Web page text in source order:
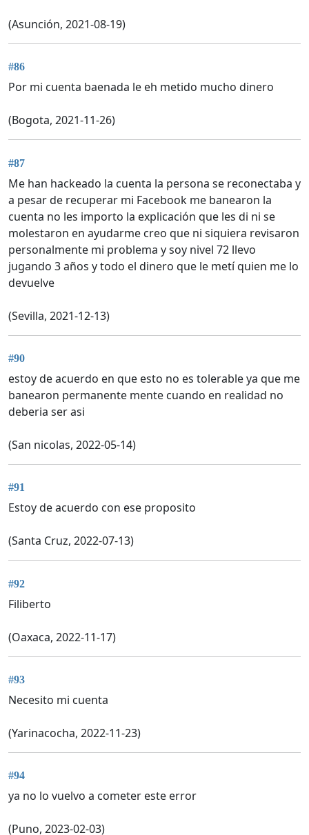
(Asunción, 2021-08-19)
#86
Por mi cuenta baenada le eh metido mucho dinero
(Bogota, 2021-11-26)
#87
Me han hackeado la cuenta la persona se reconectaba y
a pesar de recuperar mi Facebook me banearon la
cuenta no les importo la explicación que les di ni se
molestaron en ayudarme creo que ni siquiera revisaron
personalmente mi problema y soy nivel 72 llevo
jugando 3 años y todo el dinero que le metí quien me lo
devuelve
(Sevilla, 2021-12-13)
#90
estoy de acuerdo en que esto no es tolerable ya que me
banearon permanente mente cuando en realidad no
deberia ser asi
(San nicolas, 2022-05-14)
#91
Estoy de acuerdo con ese proposito
(Santa Cruz, 2022-07-13)
#92
Filiberto
(Oaxaca, 2022-11-17)
#93
Necesito mi cuenta
(Yarinacocha, 2022-11-23)
#94
ya no lo vuelvo a cometer este error
(Puno, 2023-02-03)